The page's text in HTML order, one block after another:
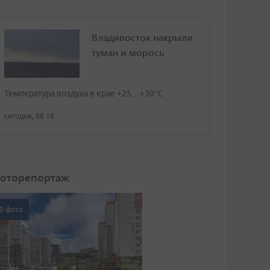
Владивосток накрыли
туман и морось
Температура воздуха в крае +25…+30°C
сегодня, 08:16
фото